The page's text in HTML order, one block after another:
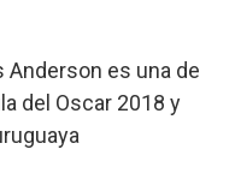
Anderson es una de
del Oscar 2018 y